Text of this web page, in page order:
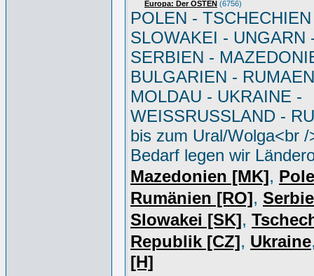
Europa: Der OSTEN (6756)
POLEN -
SLOWAKEI - UNGARN
SERBIEN -
BULGARIEN -
MOLDAU - UKRAINE -
WEISSRUSSLAND -
bis zum Ural/Wolga<br /
Bedarf legen wir
Mazedonien [MK],
Rumänien [RO],
Slowakei [SK],
Republik [CZ], Ukraine
[H]